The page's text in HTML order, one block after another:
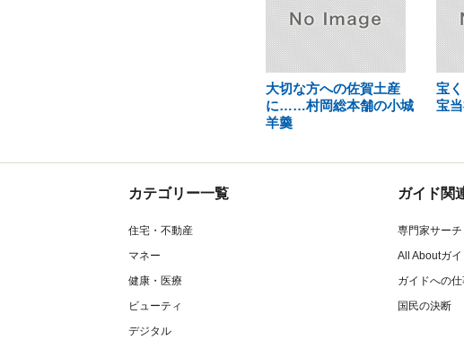
大切な方への佐賀土産
に……村岡総本舗の小城
羊羹
宝
宝
カテゴリー一覧
住宅・不動産
マネー
健康・医療
ビューティ
デジタル
ガイド関
専門家サーチ
All Aboutガ
ガイドへの
国民の決断